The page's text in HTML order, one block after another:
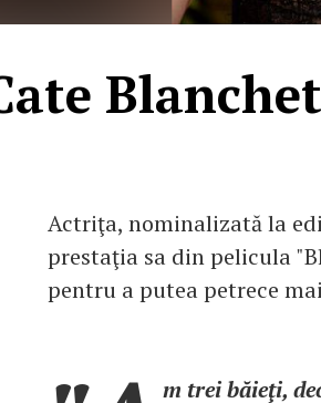
Actriţa, nominalizată la
prestaţia sa din pelicula
pentru a putea petrece
m trei băieţi,